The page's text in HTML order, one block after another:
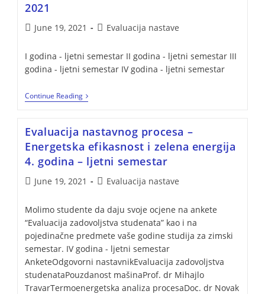
2021
June 19, 2021 Evaluacija nastave
I godina - ljetni semestar II godina - ljetni semestar III
godina - ljetni semestar IV godina - ljetni semestar
Continue Reading
Evaluacija nastavnog procesa –
Energetska efikasnost i zelena energija
4. godina – ljetni semestar
June 19, 2021 Evaluacija nastave
Molimo studente da daju svoje ocjene na ankete
“Evaluacija zadovoljstva studenata” kao i na
pojedinačne predmete vaše godine studija za zimski
semestar. IV godina - ljetni semestar
AnketeOdgovorni nastavnikEvaluacija zadovoljstva
studenataPouzdanost mašinaProf. dr Mihajlo
TravarTermoenergetska analiza procesaDoc. dr Novak